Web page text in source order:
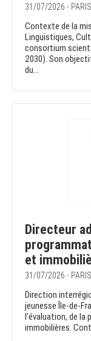
31/07/2026 - PARIS
Contexte de la
Linguistiques,
consortium
2030). Son
du...
Directeur
et
31/07/2026 - PARIS
Direction
jeunesse Île-de-
l’évaluation, de
immobilières.